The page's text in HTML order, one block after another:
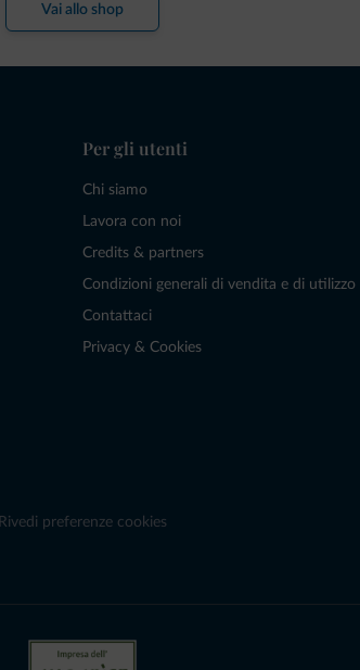
Vai allo shop
Per gli utenti
Chi siamo
Lavora con noi
Credits & partners
Condizioni generali di vendita e di utilizzo
Contattaci
Privacy & Cookies
Rivedi preferenze cookies